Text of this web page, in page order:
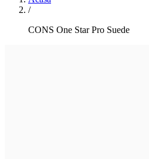
/
CONS One Star Pro Suede